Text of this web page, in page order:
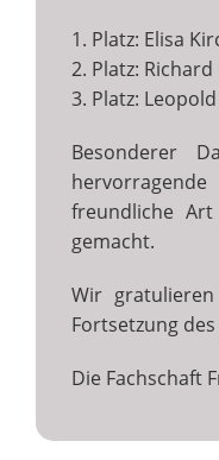
1. Platz: Elisa
2. Platz:
3. Platz:
Besonderer
freundliche
gemacht.
Wir
Fortsetzung
Die Fachschaft